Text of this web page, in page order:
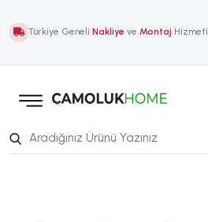
Türkiye Geneli Nakliye ve Montaj Hizmeti